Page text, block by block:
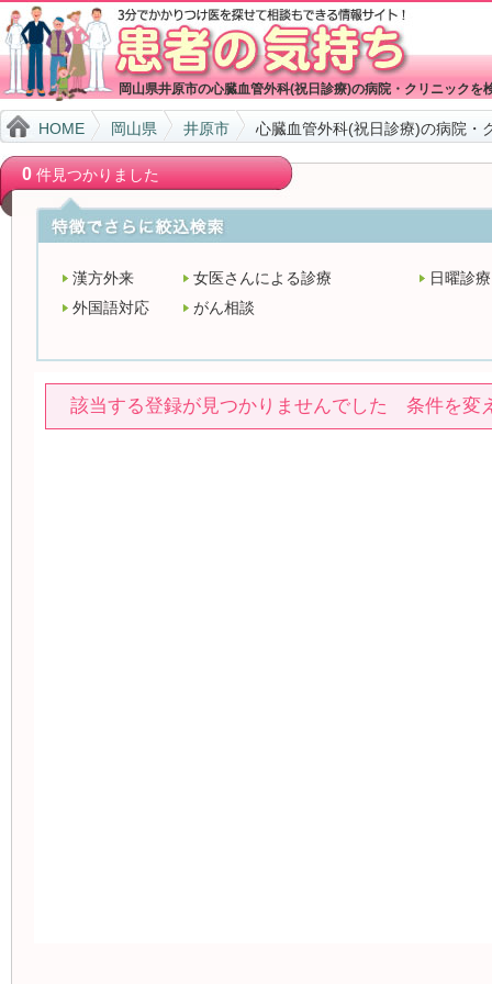
岡山県井原市の心臓血管外科(祝日診療)の病院・クリニックを
HOME 岡山県 井原市 心臓血管外科(祝日診療)の病院・
0件見つかりました
漢方外来 女医さんによる診療
日曜診療
外国語対応
がん相談
該当する登録が見つかりませんでした 条件を